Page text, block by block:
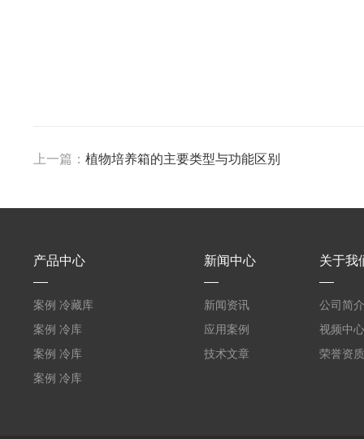
上一篇： 植物培养箱的主要类型与功能区别
产品中心
案例 冷藏库
W5400mm*H2800mm*L7010mm
案例 冷库
（L5.8m*W3.5m*H2m）
福建兵工厂
案例 冷库
（L3.6m*W6.5m*2.5m）
案例 冷库
新闻中心
新闻资讯
应用案例
技术文章
关于我
公司简介
视频中心
荣誉资质